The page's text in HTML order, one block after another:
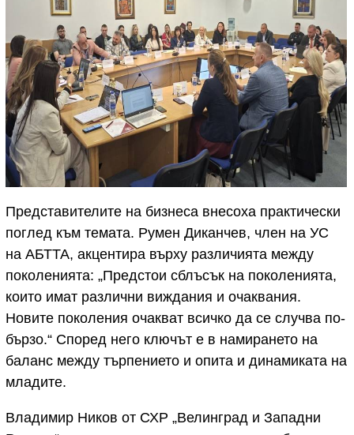
Представителите на бизнеса внесоха практически
поглед към темата. Румен Диканчев, член на УС
на АБТТА, акцентира върху различията между
поколенията: „Предстои сблъсък на поколенията,
които имат различни виждания и очаквания.
Новите поколения очакват всичко да се случва по-
бързо.“ Според него ключът е в намирането на
баланс между търпението и опита и динамиката на
младите.
Владимир Ников от СХР „Велинград и Западни